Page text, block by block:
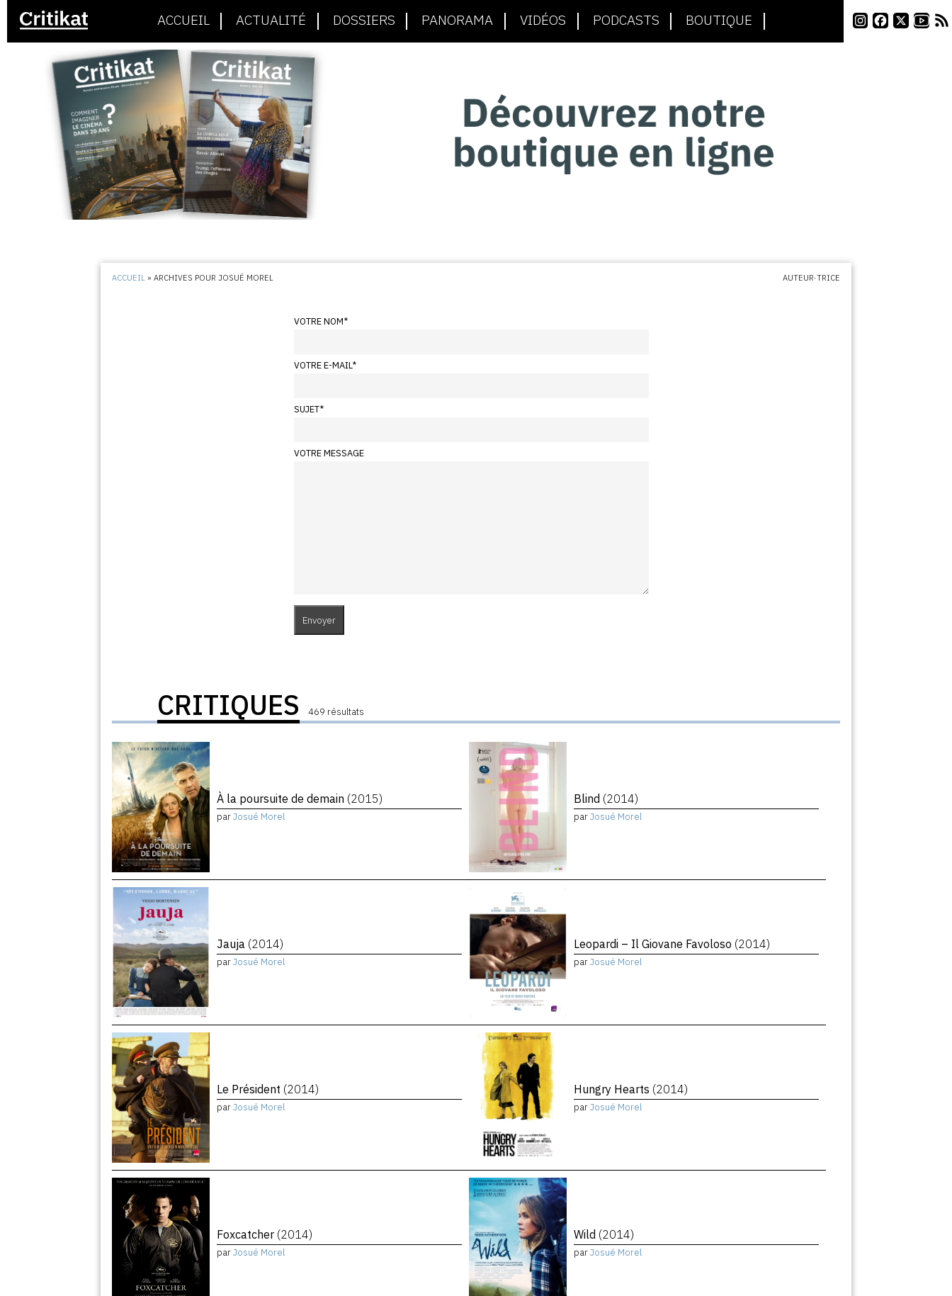
ACCUEIL ACTUALITÉ DOSSIERS PANORAMA VIDÉOS PODCASTS BOUTIQUE
ACCUEIL »ARCHIVES POUR JOSUÉ MOREL AUTEUR·TRICE
VOTRE NOM*
VOTRE E-MAIL*
SUJET*
VOTRE MESSAGE
CRITIQUES 469 résultats
À la poursuite de demain (2015)
parJosué Morel
Blind (2014)
parJosué Morel
Jauja (2014)
parJosué Morel
Leopardi – Il Giovane Favoloso (2014)
parJosué Morel
Le Président (2014)
parJosué Morel
Hungry Hearts (2014)
parJosué Morel
Foxcatcher (2014)
parJosué Morel
Wild (2014)
parJosué Morel